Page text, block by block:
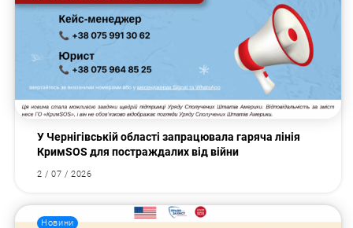
У Чернігівській області запрацювала гаряча лінія
КримSOS для постраждалих від війни
2 / 07 / 2026
Новини